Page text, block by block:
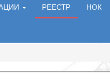
РЕЕСТР НОК